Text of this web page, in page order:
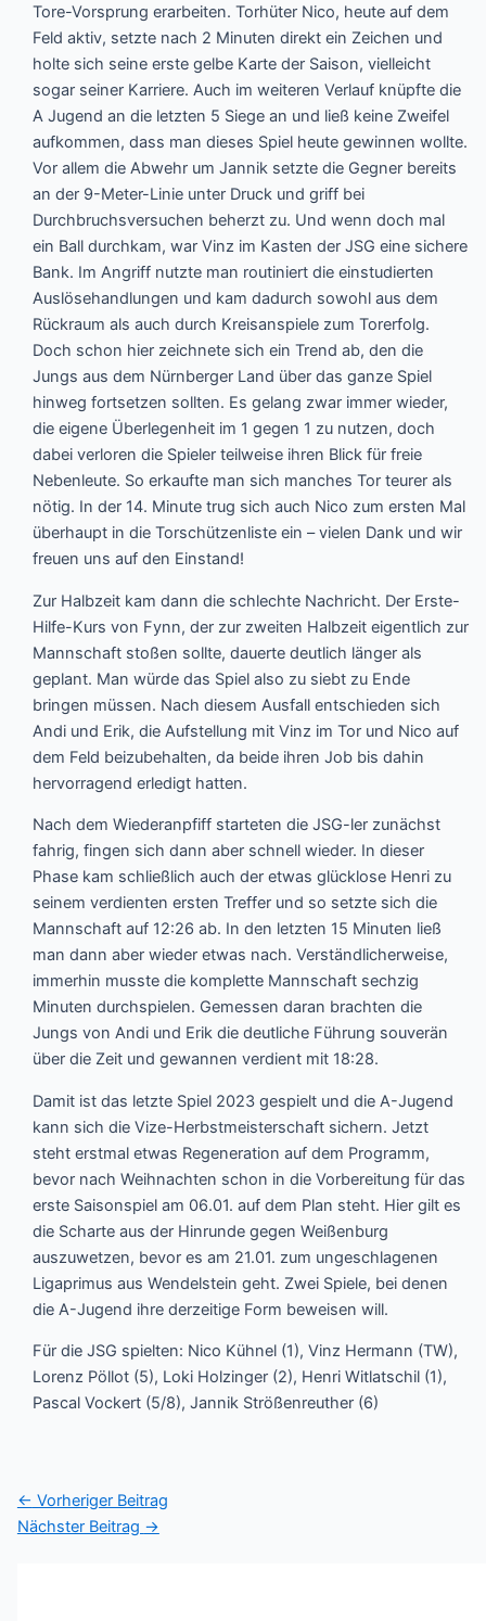
Tore-Vorsprung erarbeiten. Torhüter Nico, heute auf dem
Feld aktiv, setzte nach 2 Minuten direkt ein Zeichen und
holte sich seine erste gelbe Karte der Saison, vielleicht
sogar seiner Karriere. Auch im weiteren Verlauf knüpfte die
A Jugend an die letzten 5 Siege an und ließ keine Zweifel
aufkommen, dass man dieses Spiel heute gewinnen wollte.
Vor allem die Abwehr um Jannik setzte die Gegner bereits
an der 9-Meter-Linie unter Druck und griff bei
Durchbruchsversuchen beherzt zu. Und wenn doch mal
ein Ball durchkam, war Vinz im Kasten der JSG eine sichere
Bank. Im Angriff nutzte man routiniert die einstudierten
Auslösehandlungen und kam dadurch sowohl aus dem
Rückraum als auch durch Kreisanspiele zum Torerfolg.
Doch schon hier zeichnete sich ein Trend ab, den die
Jungs aus dem Nürnberger Land über das ganze Spiel
hinweg fortsetzen sollten. Es gelang zwar immer wieder,
die eigene Überlegenheit im 1 gegen 1 zu nutzen, doch
dabei verloren die Spieler teilweise ihren Blick für freie
Nebenleute. So erkaufte man sich manches Tor teurer als
nötig. In der 14. Minute trug sich auch Nico zum ersten Mal
überhaupt in die Torschützenliste ein – vielen Dank und wir
freuen uns auf den Einstand!
Zur Halbzeit kam dann die schlechte Nachricht. Der Erste-
Hilfe-Kurs von Fynn, der zur zweiten Halbzeit eigentlich zur
Mannschaft stoßen sollte, dauerte deutlich länger als
geplant. Man würde das Spiel also zu siebt zu Ende
bringen müssen. Nach diesem Ausfall entschieden sich
Andi und Erik, die Aufstellung mit Vinz im Tor und Nico auf
dem Feld beizubehalten, da beide ihren Job bis dahin
hervorragend erledigt hatten.
Nach dem Wiederanpfiff starteten die JSG-ler zunächst
fahrig, fingen sich dann aber schnell wieder. In dieser
Phase kam schließlich auch der etwas glücklose Henri zu
seinem verdienten ersten Treffer und so setzte sich die
Mannschaft auf 12:26 ab. In den letzten 15 Minuten ließ
man dann aber wieder etwas nach. Verständlicherweise,
immerhin musste die komplette Mannschaft sechzig
Minuten durchspielen. Gemessen daran brachten die
Jungs von Andi und Erik die deutliche Führung souverän
über die Zeit und gewannen verdient mit 18:28.
Damit ist das letzte Spiel 2023 gespielt und die A-Jugend
kann sich die Vize-Herbstmeisterschaft sichern. Jetzt
steht erstmal etwas Regeneration auf dem Programm,
bevor nach Weihnachten schon in die Vorbereitung für das
erste Saisonspiel am 06.01. auf dem Plan steht. Hier gilt es
die Scharte aus der Hinrunde gegen Weißenburg
auszuwetzen, bevor es am 21.01. zum ungeschlagenen
Ligaprimus aus Wendelstein geht. Zwei Spiele, bei denen
die A-Jugend ihre derzeitige Form beweisen will.
Für die JSG spielten: Nico Kühnel (1), Vinz Hermann (TW),
Lorenz Pöllot (5), Loki Holzinger (2), Henri Witlatschil (1),
Pascal Vockert (5/8), Jannik Strößenreuther (6)
← Vorheriger Beitrag
Nächster Beitrag →